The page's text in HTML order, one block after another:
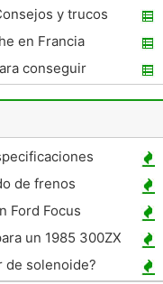
y trucos
en Francia
conseguir
de frenos
Ford Focus
un 1985 300ZX
de solenoide?